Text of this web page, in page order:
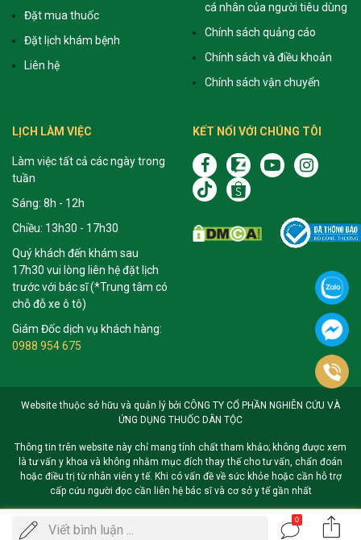
Viết bình luận ...
0
Đặt mua thuốc
Đặt lịch khám bệnh
Liên hệ
cá nhân của người tiêu dùng
Chính sách quảng cáo
Chính sách và điều khoản
Chính sách vận chuyển
LỊCH LÀM VIỆC
Làm việc tất cả các ngày trong
tuần
Sáng: 8h - 12h
Chiều: 13h30 - 17h30
Quý khách đến khám sau
17h30 vui lòng liên hệ đặt lịch
trước với bác sĩ (*Trung tâm có
chỗ đỗ xe ô tô)
Giám Đốc dịch vụ khách hàng:
0988 954 675
KẾT NỐI VỚI CHÚNG TÔI
Website thuộc sở hữu và quản lý bởi CÔNG TY CỔ PHẦN NGHIÊN CỨU VÀ
ỨNG DỤNG THUỐC DÂN TỘC
Thông tin trên website này chỉ mang tính chất tham khảo; không được xem
là tư vấn y khoa và không nhằm mục đích thay thế cho tư vấn, chẩn đoán
hoặc điều trị từ nhân viên y tế. Khi có vấn đề về sức khỏe hoặc cần hỗ trợ
cấp cứu người đọc cần liên hệ bác sĩ và cơ sở y tế gần nhất
Gọi ĐẶT LỊCH KHÁM